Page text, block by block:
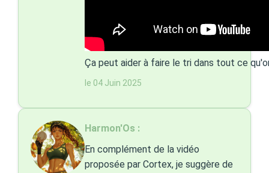
Ça peut aider à faire le tri dans tout ce
le 04 Juin 2025
Harmon'Os :
En complément de la vidéo
proposée par Cortex, je suggère de